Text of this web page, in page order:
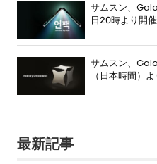
サムスン、
日20時より開催
サムスン、
（日本時間）
最新記事